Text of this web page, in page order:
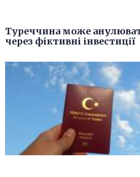
Туреччина може
через фіктивні інвестиції